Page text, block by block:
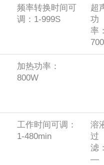
频率转换时间可
调：1-999S
超
功
率
加热功率：
800W
工作时间可调：
1-480min
溶
过
滤
—